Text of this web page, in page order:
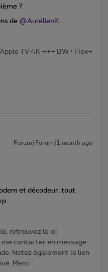
?
de @AurélienK
TV 4K +++ BW • Flex+
Forum|Forum|1 month ago
et décodeur, tout
retrouvez le ici
contacter en message
Notez également le lien
Merci